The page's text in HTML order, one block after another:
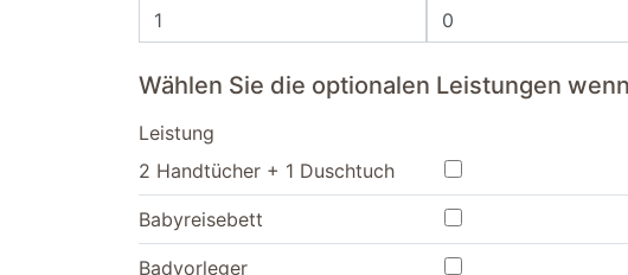
Wählen Sie die optionalen Leistungen
Leistung
2 Handtücher + 1 Duschtuch
Babyreisebett
Badvorleger